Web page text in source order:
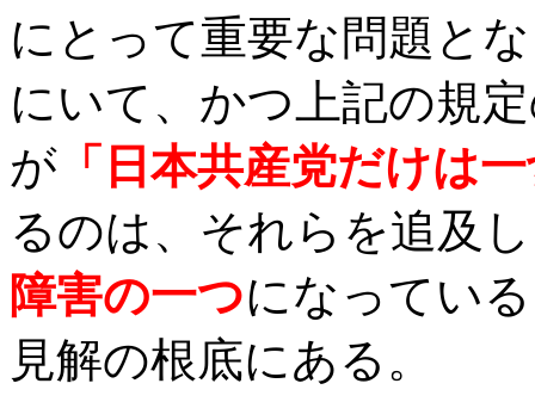
にとって重要な問題と
にいて、かつ上記の規
が 「日本共産党だけは
るのは、それらを追及
障害の一つになってい
見解の根底にある。